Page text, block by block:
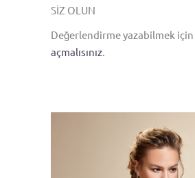
SIZ OLUN
Değerlendirme yazabilmek için
açmalısınız.